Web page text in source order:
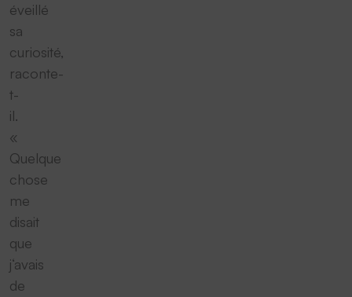
éveillé
sa
curiosité,
raconte-
t-
il.
«
Quelque
chose
me
disait
que
j‘avais
de